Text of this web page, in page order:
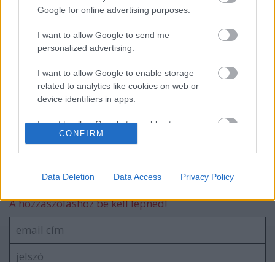
Google for online advertising purposes.
I want to allow Google to send me
personalized advertising.
I want to allow Google to enable storage
related to analytics like cookies on web or
device identifiers in apps.
I want to allow Google to enable storage
related to functionality of the website or app.
related to personalization.
I want to allow Google to enable storage
related to security, including authentication
functionality and fraud prevention, and other
CONFIRM
Data Deletion Data Access Privacy Policy
premier széria
Magyarországon is ismert szériák lettek
idén a világ legnézettebb sorozatai
blog.hu
Szólj hozzá!
A hozzászóláshoz be kell lépned!